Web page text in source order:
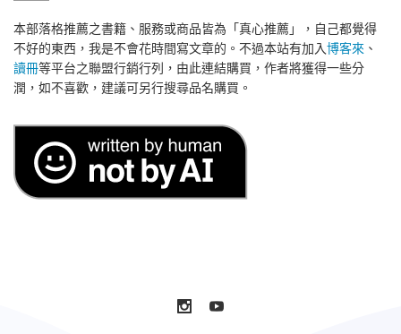
本部落格推薦之書籍、服務或商品皆為「真心推薦」，自己都覺得
不好的東西，我是不會花時間寫文章的。不過本站有加入博客來 、
讀冊等平台之聯盟行銷行列，由此連結購買，作者將獲得一些分
潤，如不喜歡，建議可另行搜尋品名購買。